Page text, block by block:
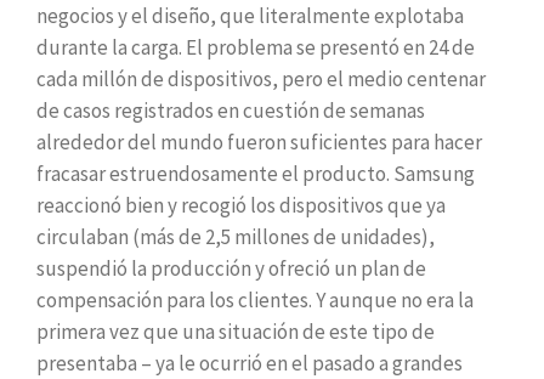
negocios y el diseño, que literalmente explotaba
durante la carga. El problema se presentó en 24 de
cada millón de dispositivos, pero el medio centenar
de casos registrados en cuestión de semanas
alrededor del mundo fueron suficientes para hacer
fracasar estruendosamente el producto. Samsung
reaccionó bien y recogió los dispositivos que ya
circulaban (más de 2,5 millones de unidades),
suspendió la producción y ofreció un plan de
compensación para los clientes. Y aunque no era la
primera vez que una situación de este tipo de
presentaba – ya le ocurrió en el pasado a grandes